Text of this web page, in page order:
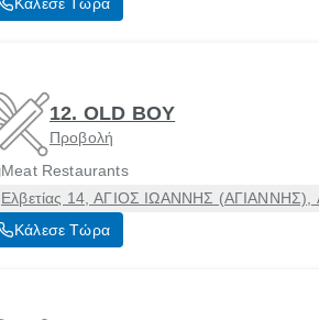
12. OLD BOY
Προβολή
Meat Restaurants
Ελβετίας 14, ΑΓΙΟΣ ΙΩΑΝΝΗΣ (ΑΓΙΑΝΝΗΣ),
Κάλεσε Τώρα